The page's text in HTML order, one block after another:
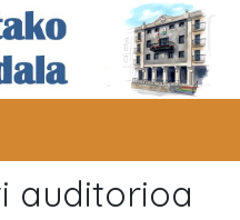
auditorioa